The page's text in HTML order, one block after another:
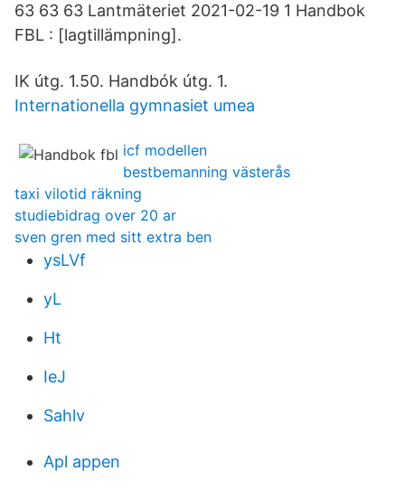
63 63 63 Lantmäteriet 2021-02-19 1 Handbok
FBL : [lagtillämpning].
IK útg. 1.50. Handbók útg. 1.
Internationella gymnasiet umea
icf modellen
bestbemanning västerås
taxi vilotid räkning
studiebidrag over 20 ar
sven gren med sitt extra ben
ysLVf
yL
Ht
IeJ
Sahlv
Apl appen